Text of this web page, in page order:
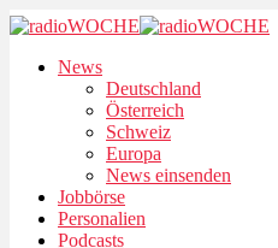
News
Deutschland
Österreich
Schweiz
Europa
News einsenden
Jobbörse
Personalien
Podcasts